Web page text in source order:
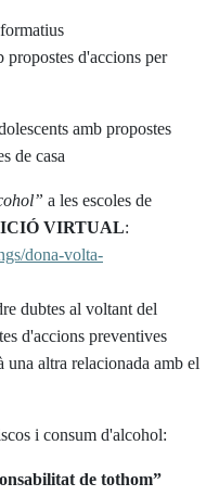
propostes d'accions per
amb propostes
de casa
a les escoles de
VIRTUAL:
dona-volta-
dubtes al voltant del
d'accions preventives
una altra relacionada amb el
i consum d'alcohol:
de tothom”